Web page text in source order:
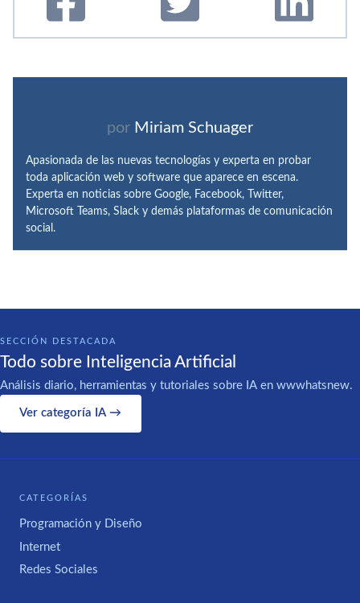
por Miriam Schuager
Apasionada de las nuevas tecnologías y experta en probar
toda aplicación web y software que aparece en escena.
Experta en noticias sobre Google, Facebook, Twitter,
Microsoft Teams, Slack y demás plataformas de comunicación
social.
SECCIÓN DESTACADA
Todo sobre Inteligencia Artificial
Análisis diario, herramientas y tutoriales sobre IA en wwwhatsnew.
Ver categoría IA →
CATEGORÍAS
Programación y Diseño
Internet
Redes Sociales